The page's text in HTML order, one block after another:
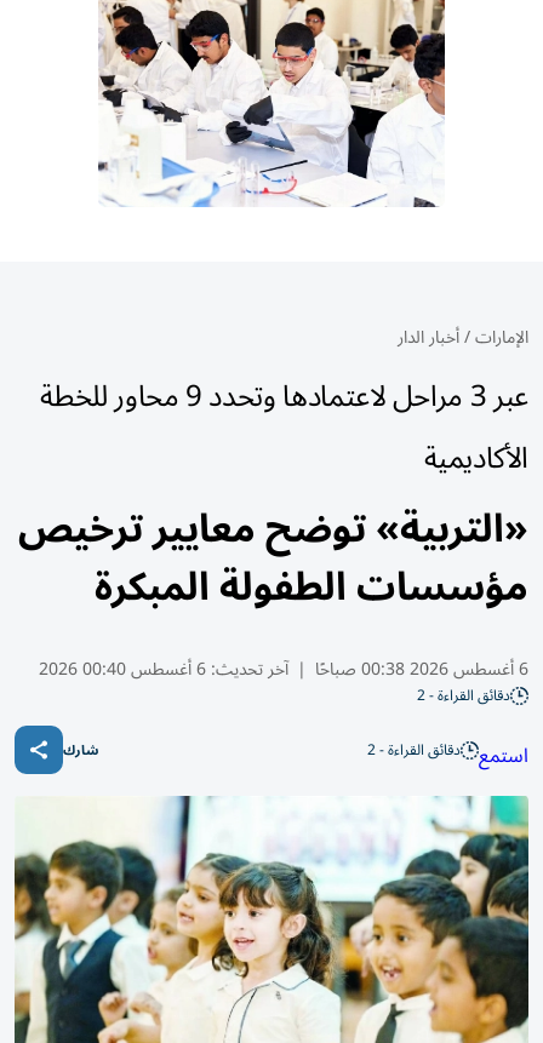
الإمارات/أخبار الدار
عبر 3 مراحل لاعتمادها وتحدد 9 محاور للخطة
الأكاديمية
«التربية» توضح معايير ترخيص
مؤسسات الطفولة المبكرة
6 أغسطس 2026 00:38 صباحًا | آخر تحديث:6 أغسطس 00:40 2026
دقائق القراءة - 2
استمع دقائق القراءة - 2 شارك